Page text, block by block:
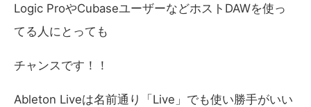
Logic ProやCubaseユーザーなどホストDAWを使っ
てる人にとっても
チャンスです！！
Ableton Liveは名前通り「Live」でも使い勝手がいい